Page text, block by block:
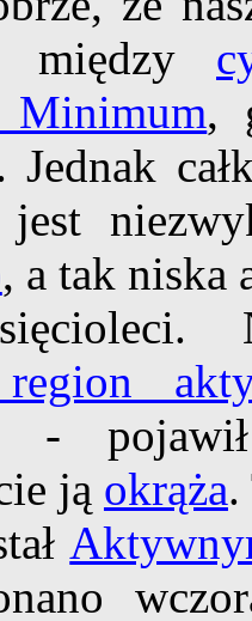
między
Minimum,
Jednak
jest
, a tak niska
-
ją okrąża.